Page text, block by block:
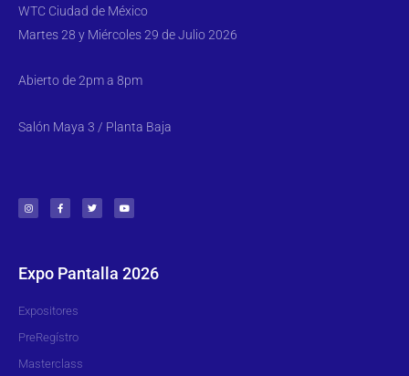
WTC Ciudad de México
Martes 28 y Miércoles 29 de Julio 2026
Abierto de 2pm a 8pm
Salón Maya 3 / Planta Baja
Expo Pantalla 2026
Expositores
PreRegístro
Masterclass